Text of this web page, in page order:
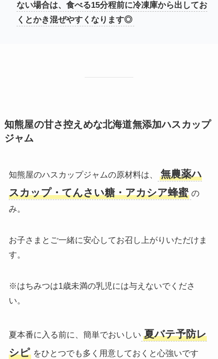
ない場合は、食べる15分程前に冷凍庫から出してお
くとかき混ぜやすくなります◎
知熊屋の甘さ控えめな北海道無添加ハスカップ
ジャム
知熊屋のハスカップジャムの原材料は、
無農薬ハ
スカップ・てんさい糖・アカシア蜂蜜 の
み。
お子さまとご一緒に安心してお召し上がりいただけま
す。
※はちみつは1歳未満の乳児には与えないでくださ
い。
夏本番に入る前に、簡単でおいしい 夏バテ予防レ
シピ をひとつでも多く用意しておくと心強いです